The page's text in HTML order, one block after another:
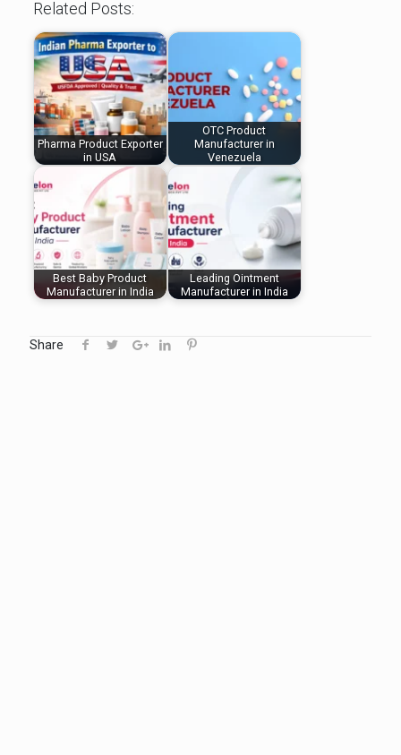
Related Posts:
Pharma Product Exporter
in USA
OTC Product
Manufacturer in
Venezuela
Best Baby Product
Manufacturer in India
Leading Ointment
Manufacturer in India
Share